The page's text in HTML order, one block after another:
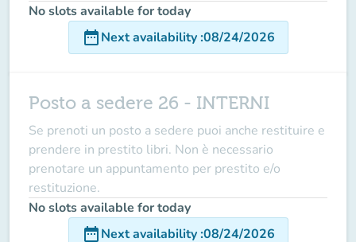
No slots available for today
date_rangeNext availability:08/24/2026
Posto a sedere 26 - INTERNI
Se prenoti un posto a sedere puoi anche restituire e
prendere in prestito libri. Non è necessario
prenotare un appuntamento per prestito e/o
restituzione.
No slots available for today
date_rangeNext availability:08/24/2026